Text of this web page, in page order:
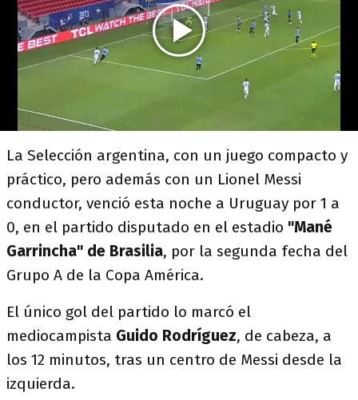
La Selección argentina, con un juego compacto y
práctico, pero además con un Lionel Messi
conductor, venció esta noche a Uruguay por 1 a
0, en el partido disputado en el estadio "Mané
Garrincha" de Brasilia, por la segunda fecha del
Grupo A de la Copa América.
El único gol del partido lo marcó el
mediocampista Guido Rodríguez, de cabeza, a
los 12 minutos, tras un centro de Messi desde la
izquierda.